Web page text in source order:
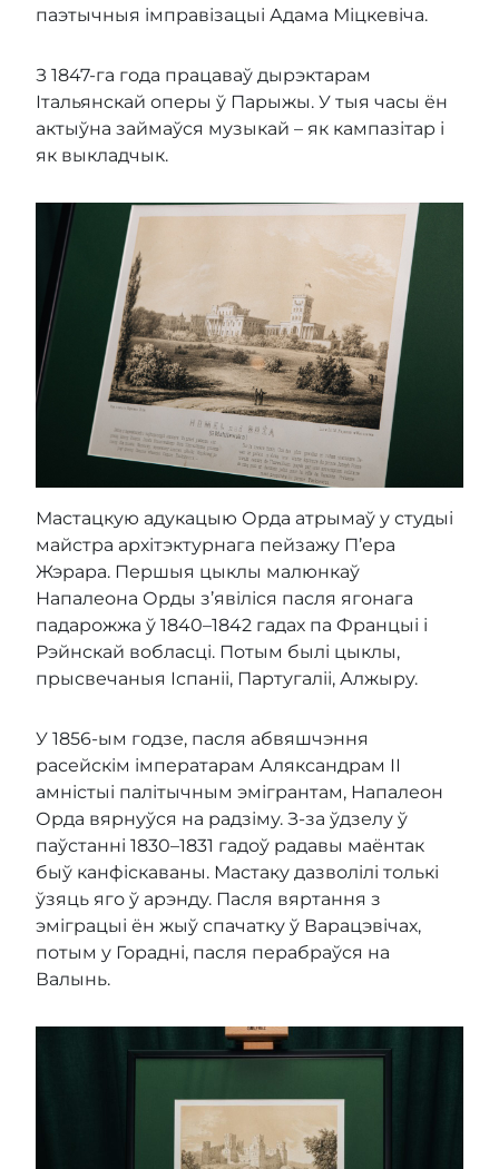
паэтычныя імправізацыі Адама Міцкевіча.
З 1847-га года працаваў дырэктарам
Італьянскай оперы ў Парыжы. У тыя часы ён
актыўна займаўся музыкай – як кампазітар і
як выкладчык.
Мастацкую адукацыю Орда атрымаў у студыі
майстра архітэктурнага пейзажу П’ера
Жэрара. Першыя цыклы малюнкаў
Напалеона Орды з’явіліся пасля ягонага
падарожжа ў 1840–1842 гадах па Францыі і
Рэйнскай вобласці. Потым былі цыклы,
прысвечаныя Іспаніі, Партугаліі, Алжыру.
У 1856-ым годзе, пасля абвяшчэння
расейскім імператарам Аляксандрам ІІ
амністыі палітычным эмігрантам, Напалеон
Орда вярнуўся на радзіму. З-за ўдзелу ў
паўстанні 1830–1831 гадоў радавы маёнтак
быў канфіскаваны. Мастаку дазволілі толькі
ўзяць яго ў арэнду. Пасля вяртання з
эміграцыі ён жыў спачатку ў Варацэвічах,
потым у Горадні, пасля перабраўся на
Валынь.